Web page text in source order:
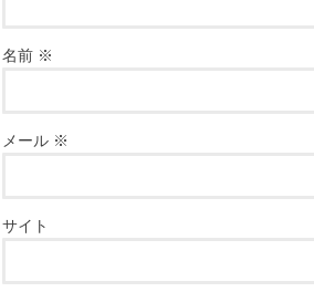
名前 ※
メール ※
サイト